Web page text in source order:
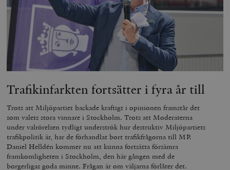
Trafikinfarkten fortsätter i fyra år till
Trots att Miljöpartiet backade kraftigt i opinionen framstår det
som valets stora vinnare i Stockholm. Trots att Moderaterna
under valrörelsen tydligt underströk hur destruktiv Miljöpartiets
trafikpolitik är, har de förhandlat bort trafikfrågorna till MP.
Daniel Helldén kommer nu att kunna fortsätta försämra
framkomligheten i Stockholm, den här gången med de
borgerligas goda minne. Frågan är om väljarna förlåter det.